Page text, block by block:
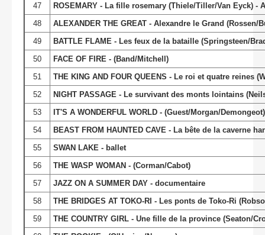
47
ROSEMARY - La fille rosemary (Thiele/Tiller/Van Eyck) -
48
ALEXANDER THE GREAT - Alexandre le Grand (Rossen/
49
BATTLE FLAME - Les feux de la bataille (Springsteen/
50
FACE OF FIRE - (Band/Mitchell)
51
THE KING AND FOUR QUEENS - Le roi et quatre reines
52
NIGHT PASSAGE - Le survivant des monts lointains
53
IT'S A WONDERFUL WORLD - (Guest/Morgan/
54
BEAST FROM HAUNTED CAVE - La bête de la caverne
55
SWAN LAKE - ballet
56
THE WASP WOMAN - (Corman/Cabot)
57
JAZZ ON A SUMMER DAY - documentaire
58
THE BRIDGES AT TOKO-RI - Les ponts de Toko-Ri
59
THE COUNTRY GIRL - Une fille de la province (Seaton/